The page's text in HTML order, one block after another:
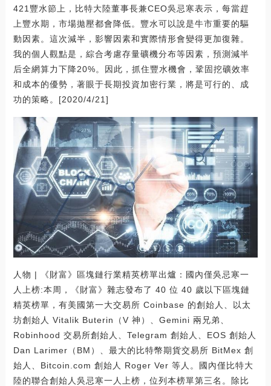
421豐水節上，比特大陸董事長兼CEO吳忌寒表示，每當趕
上豐水期，市場拋壓都會降低。豐水可以說是牛市重要的驅
動因素。這次減半，影響因素和實際情形會變得更加復雜。
我的個人觀點是，綜合考慮存量礦機分布等因素，預測減半
后全網算力下降20%。因此，抓住豐水機會，鞏固挖礦效率
和成本的優勢，著眼于長期投資加密行業，將是可行的、成
功的策略。[2020/4/21]
人物 | 《財富》區塊鏈行業精英榜單出爐：國內僅吳忌寒一
人上榜:本周，《財富》雜志發布了 40 位 40 歲以下區塊鏈
精英榜單，有美國第一大交易所 Coinbase 的創始人、以太
坊創始人 Vitalik Buterin（V 神）、Gemini 兩兄弟、
Robinhood 交易所創始人、Telegram 創始人、EOS 創始人
Dan Larimer（BM）、最大的比特幣期貨交易所 BitMex 創
始人、Bitcoin.com 創始人 Roger Ver 等人。國內僅比特大
陸的聯合創始人吳忌寒一人上榜，位列本榜單第三名。除比